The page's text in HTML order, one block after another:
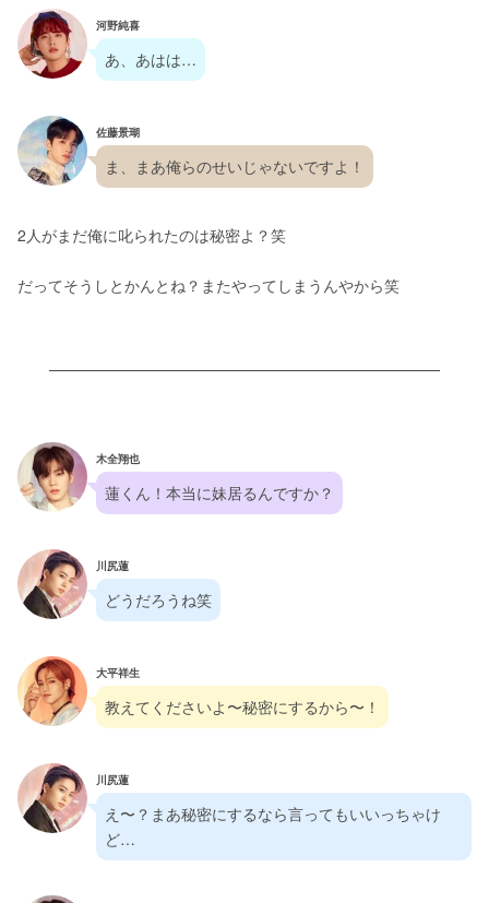
河野純喜
あ、あはは…
佐藤景瑚
ま、まあ俺らのせいじゃないですよ！
2人がまだ俺に叱られたのは秘密よ？笑
だってそうしとかんとね？またやってしまうんやから笑
木全翔也
蓮くん！本当に妹居るんですか？
川尻蓮
どうだろうね笑
大平祥生
教えてくださいよ〜秘密にするから〜！
川尻蓮
え〜？まあ秘密にするなら言ってもいいっちゃけ
ど…